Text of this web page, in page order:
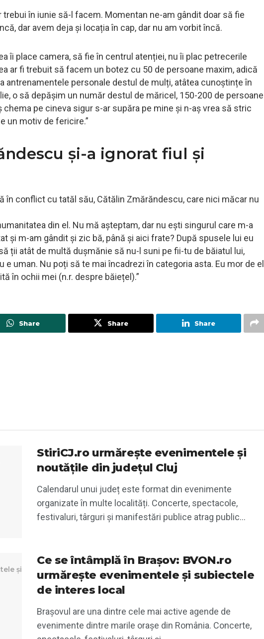
trebui în iunie să-l facem. Momentan ne-am gândit doar să fie
dar avem deja și locația în cap, dar nu am vorbit încă.
îi place camera, să fie în centrul atenției, nu îi plac petrecerile
ar fi trebuit să facem un botez cu 50 de persoane maxim, adică
antrenamentele personale destul de mulți, atâtea cunoștințe în
o să depășim un număr destul de măricel, 150-200 de persoane
chema pe cineva sigur s-ar supăra pe mine și n-aș vrea să stric
un motiv de fericire.”
și-a ignorat fiul și
în conflict cu tatăl său, Cătălin Zmărăndescu, care nici măcar nu
din el. Nu mă așteptam, dar nu ești singurul care m-a
și m-am gândit și zic bă, până și aici frate? După spusele lui eu
ții atât de multă dușmănie să nu-l suni pe fii-tu de băiatul lui,
e uman. Nu poți să te mai încadrezi în categoria asta. Eu mor de el
în ochii mei (n.r. despre băiețel).”
Share Share Share
StiriCJ.ro urmărește evenimentele și
noutățile din județul Cluj
Calendarul unui județ este format din evenimente
organizate în multe localități. Concerte, spectacole,
festivaluri, târguri și manifestări publice atrag public...
Ce se întâmplă în Brașov: BVON.ro
urmărește evenimentele și subiectele
de interes local
Brașovul are una dintre cele mai active agende de
evenimente dintre marile orașe din România. Concerte,